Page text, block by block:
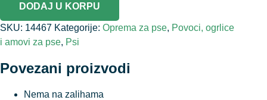
DODAJ U KORPU
SKU: 14467 Kategorije: Oprema za pse, Povoci, ogrlice
i amovi za pse, Psi
Povezani proizvodi
Nema na zalihama